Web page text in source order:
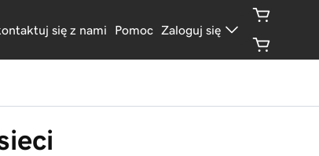
się z nami Pomoc Zaloguj się